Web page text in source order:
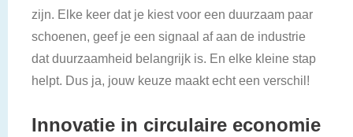
zijn. Elke keer dat je kiest voor een duurzaam paar
schoenen, geef je een signaal af aan de industrie
dat duurzaamheid belangrijk is. En elke kleine stap
helpt. Dus ja, jouw keuze maakt echt een verschil!
Innovatie in circulaire economie